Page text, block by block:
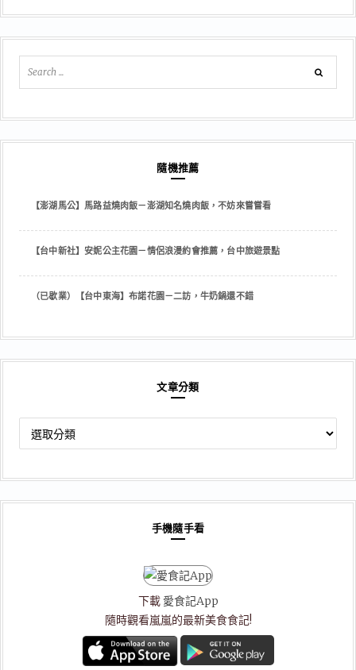
隨機推薦
【澎湖馬公】馬路益燒肉飯－澎湖知名燒肉飯，不妨來嘗嘗看
【台中新社】安妮公主花園－情侶浪漫約會推薦，台中旅遊景點
（已歇業）【台中東海】布諾花園－二訪，牛奶鍋還不錯
文章分類
章
類
手機隨手看
下載 愛食記App
隨時觀看嵐嵐的最新美食食記!